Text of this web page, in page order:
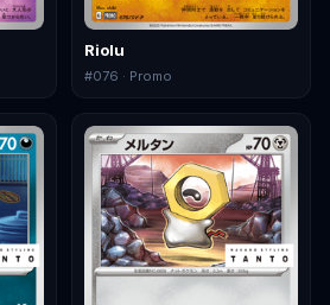
Riolu
#076 · Promo